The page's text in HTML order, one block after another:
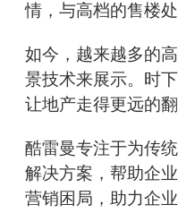
情，与高档的售楼
如今，越来越多的
景技术来展示。时
让地产走得更远的翻
酷雷曼专注于为传
解决方案，帮助企
营销困局，助力企